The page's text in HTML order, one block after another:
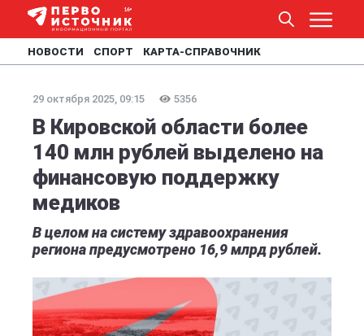
НОВОСТИ СПОРТ КАРТА-СПРАВОЧНИК
29 октября 2025, 09:15 5356
В Кировской области более
140 млн рублей выделено на
финансовую поддержку
медиков
В целом на систему здравоохранения
региона предусмотрено 16,9 млрд рублей.